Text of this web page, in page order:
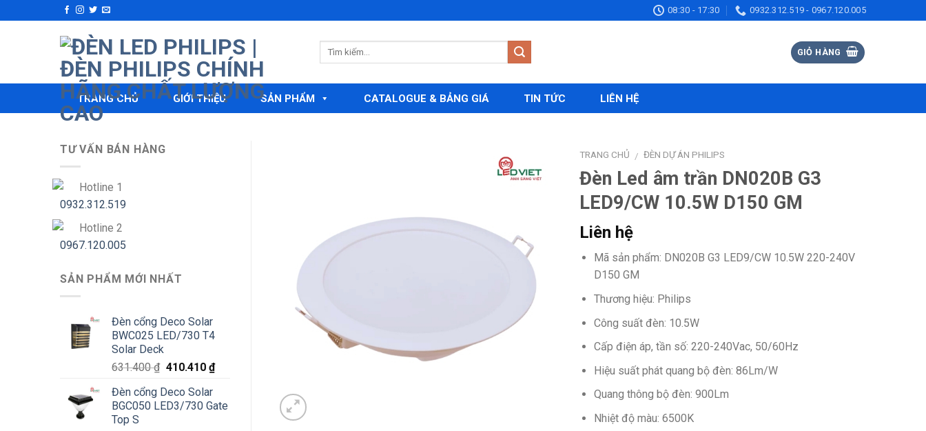
to
08:30 - 17:30 0932.312.519 - 0967.120.005
GIỎ HÀNG
TRANG CHỦ GIỚI THIỆU SẢN PHẨM CATALOGUE & BẢNG GIÁ TIN TỨC LIÊN HỆ
TRANG CHỦ / ĐÈN DỰ ÁN PHILIPS
Đèn Led âm trần DN020B G3
LED9/CW 10.5W D150 GM
Liên hệ
Mã sản phẩm: DN020B G3 LED9/CW 10.5W 220-240V
D150 GM
Thương hiệu: Philips
Công suất đèn: 10.5W
Cấp điện áp, tần số: 220-240Vac, 50/60Hz
Hiệu suất phát quang bộ đèn: 86Lm/W
Quang thông bộ đèn: 900Lm
Nhiệt độ màu: 6500K
TƯ VẤN BÁN HÀNG
Hotline 1
0932.312.519
Hotline 2
0967.120.005
SẢN PHẨM MỚI NHẤT
Đèn cổng Deco Solar
BWC025 LED/730 T4
Solar Deck
631.400₫ Giá
là:
631.400 ₫.
410.410 ₫Giá
là:
Đèn cổng Deco Solar
BGC050 LED3/730 Gate
Top S